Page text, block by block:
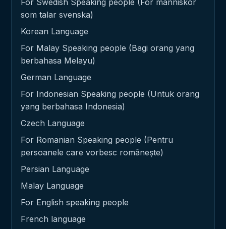
som talar svenska)
Korean Language
For Malay Speaking people (Bagi orang yang
berbahasa Melayu)
German Language
For Indonesian Speaking people (Untuk orang
yang berbahasa Indonesia)
Czech Language
For Romanian Speaking people (Pentru
persoanele care vorbesc românește)
Persian Language
Malay Language
For English speaking people
French language